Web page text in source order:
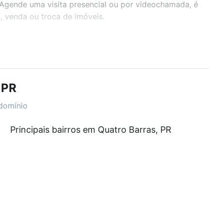
uma visita presencial ou por videochamada, é
venda ou troca de imóveis.
salão de festas ou área verde e encontrar
de compra, veja em nosso portal quanto custa
Principais bairros em Quatro Barras, PR